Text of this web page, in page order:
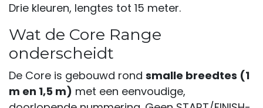
Drie kleuren, lengtes tot 15 meter.
Wat de Core Range
onderscheidt
De Core is gebouwd rond smalle breedtes (1
m en 1,5 m) met een eenvoudige,